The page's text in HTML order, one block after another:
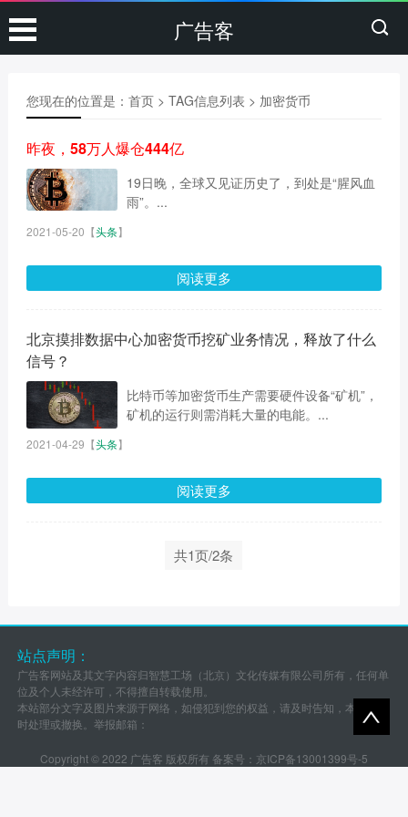
广告客
您现在的位置是： 首页> TAG信息列表 > 加密货币
昨夜，58万人爆仓444亿
19日晚，全球又见证历史了，到处是“腥风血
雨”。...
2021-05-20 【头条】
阅读更多
北京摸排数据中心加密货币挖矿业务情况，释放了什么
信号？
比特币等加密货币生产需要硬件设备“矿机”，
矿机的运行则需消耗大量的电能。...
2021-04-29 【头条】
阅读更多
共1页/2条
站点声明：
广告客网站及其文字内容归智慧工场（北京）文化传媒有限公司所有，任何单
位及个人未经许可，不得擅自转载使用。
本站部分文字及图片来源于网络，如侵犯到您的权益，请及时告知，本站将及
时处理或撤换。举报邮箱：
Copyright © 2022 广告客 版权所有 备案号： 京ICP备13001399号-5